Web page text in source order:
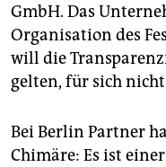
GmbH. Das
Organisation des
will die
gelten, für sich
Bei Berlin Partner
Chimäre: Es ist